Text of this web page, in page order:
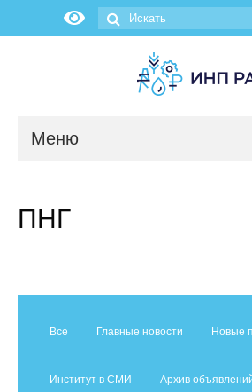
Меню
О нас
ПНГ
Все Главные новости Новые
Институт в СМИ Архив